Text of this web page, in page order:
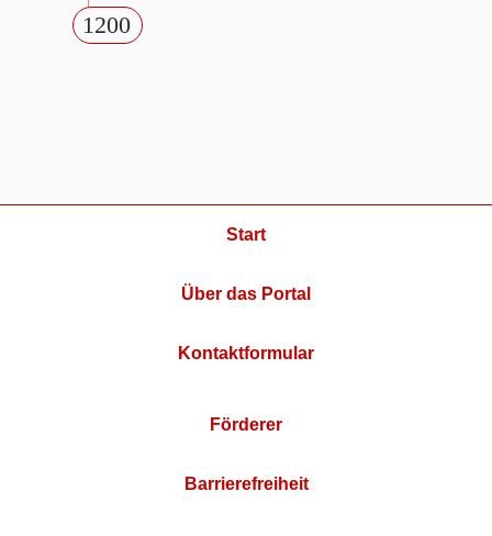
1200
Start
Über das Portal
Kontaktformular
Förderer
Barrierefreiheit